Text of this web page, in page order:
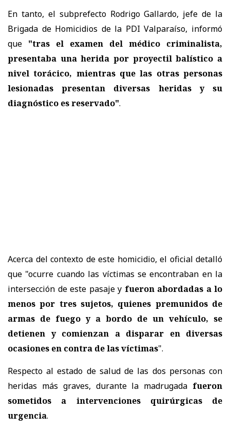
En tanto, el subprefecto Rodrigo Gallardo, jefe de la
Brigada de Homicidios de la PDI Valparaíso, informó
que "tras el examen del médico criminalista,
presentaba una herida por proyectil balístico a
nivel torácico, mientras que las otras personas
lesionadas presentan diversas heridas y su
diagnóstico es reservado".
Acerca del contexto de este homicidio, el oficial detalló
que "ocurre cuando las víctimas se encontraban en la
intersección de este pasaje y fueron abordadas a lo
menos por tres sujetos, quienes premunidos de
armas de fuego y a bordo de un vehículo, se
detienen y comienzan a disparar en diversas
ocasiones en contra de las víctimas".
Respecto al estado de salud de las dos personas con
heridas más graves, durante la madrugada fueron
sometidos a intervenciones quirúrgicas de
urgencia.